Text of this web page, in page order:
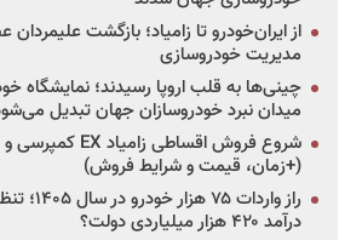
از ایران‌خودرو تا زامیاد؛ بازگشت
مدیریت خودروسازی
میدان نبرد خودروسازان جهان تبدیل
(+زمان، قیمت و شرایط فروش)
راز واردات
درآمد ۴۲۰ هزار میلیاردی دولت؟